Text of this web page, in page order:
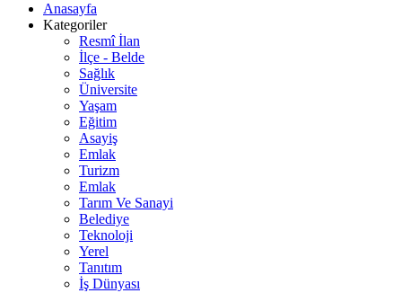
Anasayfa
Kategoriler
Resmî İlan
İlçe - Belde
Sağlık
Üniversite
Yaşam
Eğitim
Asayiş
Emlak
Turizm
Emlak
Tarım Ve Sanayi
Belediye
Teknoloji
Yerel
Tanıtım
İş Dünyası